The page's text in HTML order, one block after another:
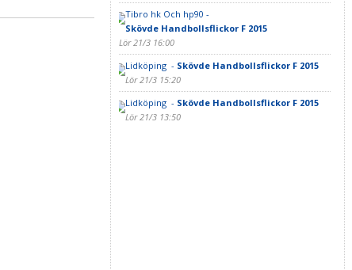
Tibro hk Och hp90 -
Skövde Handbollsflickor F 2015
Lör 21/3 16:00
Lidköping - Skövde Handbollsflickor F 2015
Lör 21/3 15:20
Lidköping - Skövde Handbollsflickor F 2015
Lör 21/3 13:50